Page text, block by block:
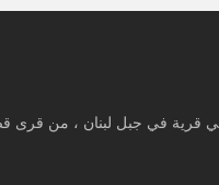
قرية في جبل لبنان ، من قرى